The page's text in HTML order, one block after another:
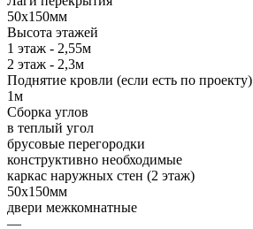
50х150мм
Высота этажей
1 этаж - 2,55м
2 этаж - 2,3м
Поднятие кровли (если есть по проекту)
1м
Сборка углов
в теплый угол
брусовые перегородки
конструктивно необходимые
каркас наружных стен (2 этаж)
50х150мм
двери межкомнатные
—